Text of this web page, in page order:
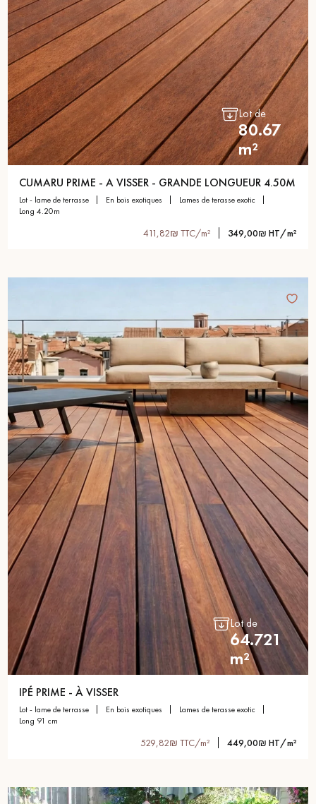
Lot de
80.67
m²
CUMARU PRIME - A VISSER - GRANDE LONGUEUR 4.50M
lot - lame de terrasse en bois exotiques
lames de terasse exotic
long 4.20m
411,82₪ TTC/m² 349,00₪ HT/m²
Lot de
64.721
m²
IPÉ PRIME - À VISSER
lot - lame de terrasse en bois exotiques
lames de terasse exotic
long 91 cm
529,82₪ TTC/m² 449,00₪ HT/m²